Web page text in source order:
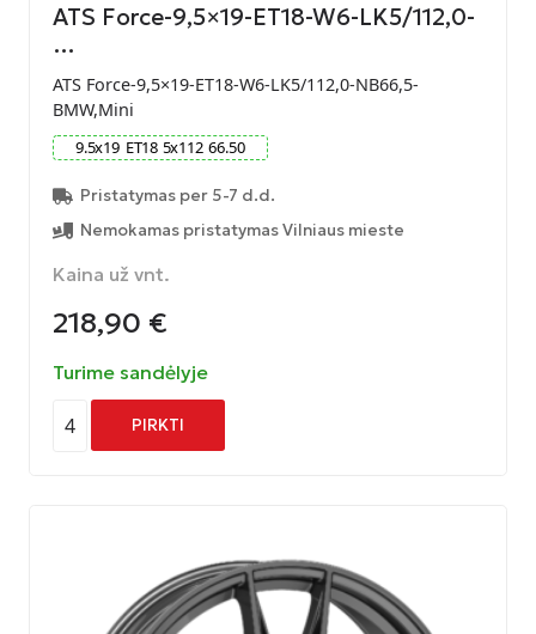
ATS Force-9,5×19-ET18-W6-LK5/112,0-
…
ATS Force-9,5×19-ET18-W6-LK5/112,0-NB66,5-
BMW,Mini
9.5x19 ET18 5x112 66.50
Pristatymas per 5-7 d.d.
Nemokamas pristatymas Vilniaus mieste
Kaina už vnt.
218,90 €
Turime sandėlyje
4 PIRKTI